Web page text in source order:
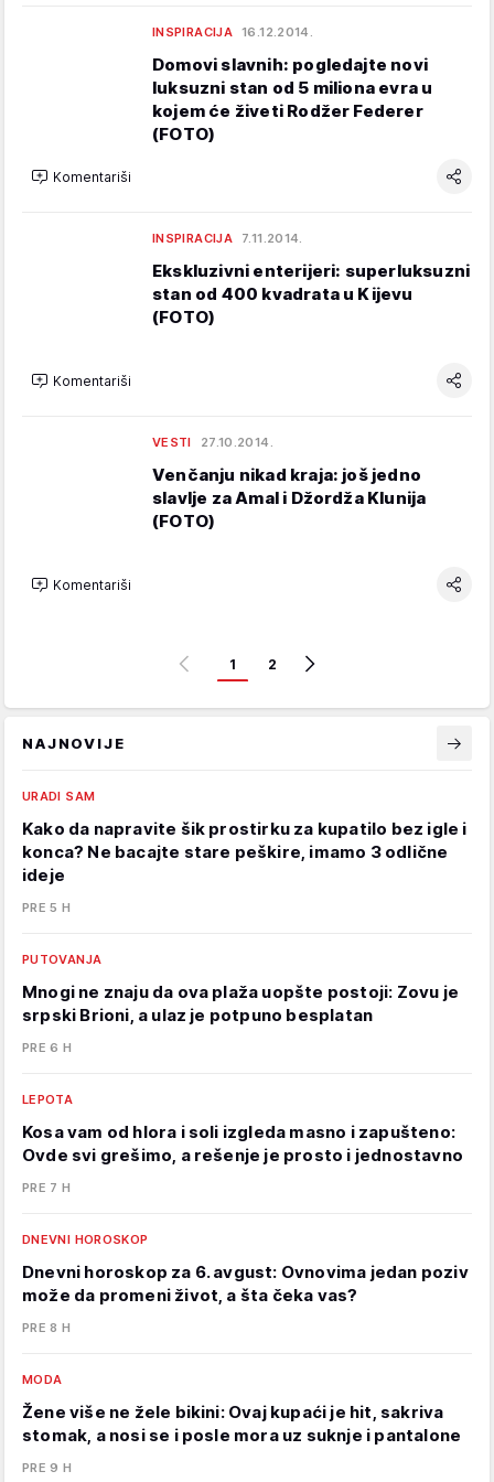
INSPIRACIJA 16.12.2014.
Domovi slavnih: pogledajte novi
luksuzni stan od 5 miliona evra u
kojem će živeti Rodžer Federer
(FOTO)
Komentariši
INSPIRACIJA 7.11.2014.
Ekskluzivni enterijeri: superluksuzni
stan od 400 kvadrata u Kijevu
(FOTO)
Komentariši
VESTI 27.10.2014.
Venčanju nikad kraja: još jedno
slavlje za Amal i Džordža Klunija
(FOTO)
Komentariši
1 2
NAJNOVIJE
URADI SAM
Kako da napravite šik prostirku za kupatilo bez igle i
konca? Ne bacajte stare peškire, imamo 3 odlične
ideje
PRE 5 H
PUTOVANJA
Mnogi ne znaju da ova plaža uopšte postoji: Zovu je
srpski Brioni, a ulaz je potpuno besplatan
PRE 6 H
LEPOTA
Kosa vam od hlora i soli izgleda masno i zapušteno:
Ovde svi grešimo, a rešenje je prosto i jednostavno
PRE 7 H
DNEVNI HOROSKOP
Dnevni horoskop za 6. avgust: Ovnovima jedan poziv
može da promeni život, a šta čeka vas?
PRE 8 H
MODA
Žene više ne žele bikini: Ovaj kupaći je hit, sakriva
stomak, a nosi se i posle mora uz suknje i pantalone
PRE 9 H